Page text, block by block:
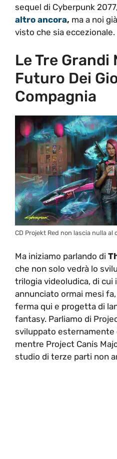
sequel di Cyberpunk
altro ancora, ma a noi
visto che sia eccezionale.
Le Tre Grandi
Futuro Dei
Compagnia
CD Projekt Red non lascia nulla al
Ma iniziamo parlando di
che non solo vedrà lo
trilogia videoludica, di cui
annunciato ormai mesi
ferma qui e progetta di
fantasy. Parliamo di
sviluppato esternamente
mentre Project Canis
studio di terze parti non